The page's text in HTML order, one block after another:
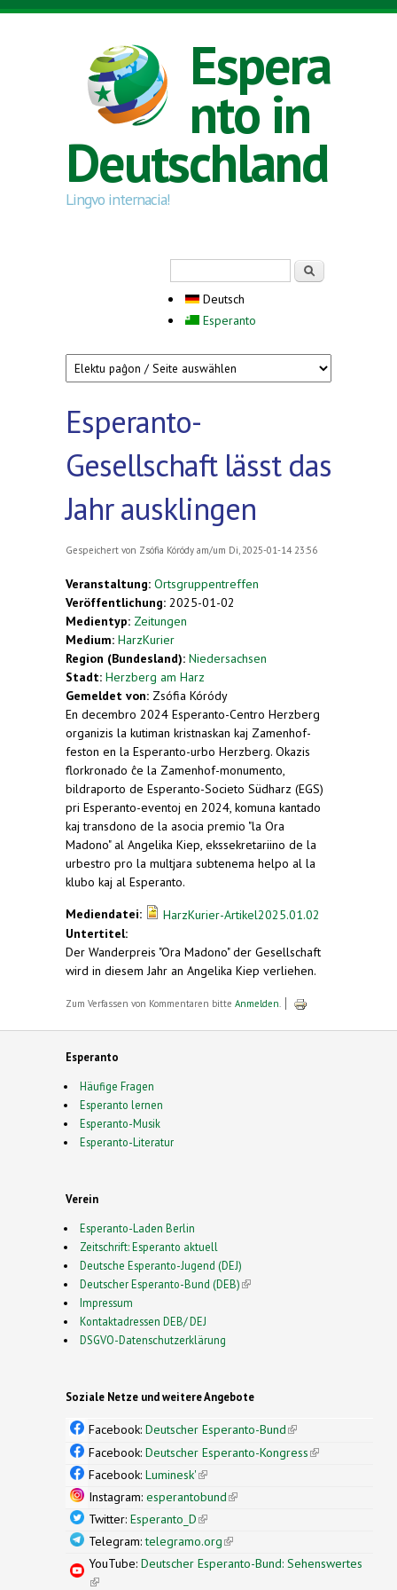
Direkt zum Inhalt
Espera
nto in
Deutschland
Lingvo internacia!
Deutsch
Esperanto
Esperanto-
Gesellschaft lässt das
Jahr ausklingen
Gespeichert von Zsófia Kóródy am/um Di, 2025-01-14 23:56
Veranstaltung: Ortsgruppentreffen
Veröffentlichung: 2025-01-02
Medientyp: Zeitungen
Medium: HarzKurier
Region (Bundesland): Niedersachsen
Stadt: Herzberg am Harz
Gemeldet von: Zsófia Kóródy
En decembro 2024 Esperanto-Centro Herzberg
organizis la kutiman kristnaskan kaj Zamenhof-
feston en la Esperanto-urbo Herzberg. Okazis
florkronado ĉe la Zamenhof-monumento,
bildraporto de Esperanto-Societo Südharz (EGS)
pri Esperanto-eventoj en 2024, komuna kantado
kaj transdono de la asocia premio "la Ora
Madono" al Angelika Kiep, ekssekretariino de la
urbestro pro la multjara subtenema helpo al la
klubo kaj al Esperanto.
Mediendatei:
HarzKurier-Artikel2025.01.02
Untertitel:
Der Wanderpreis "Ora Madono" der Gesellschaft
wird in diesem Jahr an Angelika Kiep verliehen.
Zum Verfassen von Kommentaren bitte Anmelden
Esperanto
Häufige Fragen
Esperanto lernen
Esperanto-Musik
Esperanto-Literatur
Verein
Esperanto-Laden Berlin
Zeitschrift: Esperanto aktuell
Deutsche Esperanto-Jugend (DEJ)
Deutscher Esperanto-Bund (DEB)(link is external)
Impressum
Kontaktadressen DEB/ DEJ
DSGVO-Datenschutzerklärung
Soziale Netze und weitere Angebote
Facebook: Deutscher Esperanto-Bund(link is
external)
Facebook: Deutscher Esperanto-Kongress(link is
Facebook: Luminesk'(link is external)
Instagram: esperantobund(link is external)
Twitter: Esperanto_D(link is external)
Telegram:telegramo.org(link is external)
YouTube: Deutscher Esperanto-Bund: Sehenswertes
(link is external)